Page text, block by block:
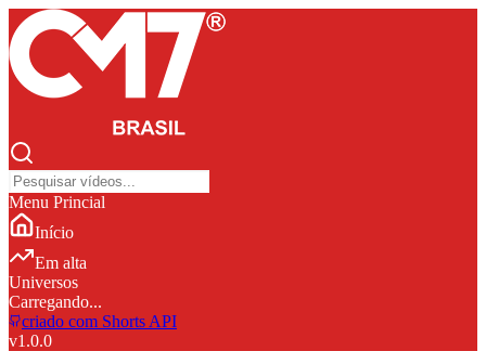
Menu Princial
Início
Em alta
Universos
Carregando...
criado com Shorts API
v1.0.0